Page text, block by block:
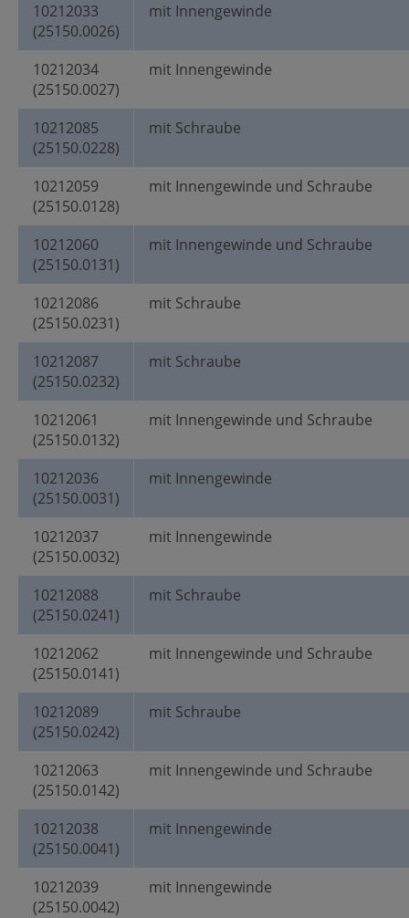
10212033
(25150.0026)
mit Innengewinde
10212034
(25150.0027)
mit Innengewinde
10212085
(25150.0228)
mit Schraube
10212059
(25150.0128)
mit Innengewinde und Schraube
10212060
(25150.0131)
mit Innengewinde und Schraube
10212086
(25150.0231)
mit Schraube
10212087
(25150.0232)
mit Schraube
10212061
(25150.0132)
mit Innengewinde und Schraube
10212036
(25150.0031)
mit Innengewinde
10212037
(25150.0032)
mit Innengewinde
10212088
(25150.0241)
mit Schraube
10212062
(25150.0141)
mit Innengewinde und Schraube
10212089
(25150.0242)
mit Schraube
10212063
(25150.0142)
mit Innengewinde und Schraube
10212038
(25150.0041)
mit Innengewinde
10212039
(25150.0042)
mit Innengewinde